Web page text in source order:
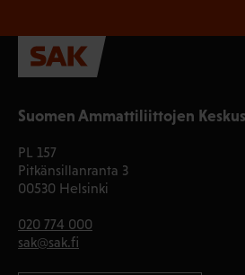
Suomen Ammattiliittojen
PL 157
Pitkänsillanranta 3
00530 Helsinki
020 774 000
sak@sak.fi